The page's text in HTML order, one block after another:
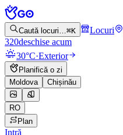
Caută locuri…⌘K Locuri
320deschise acum
30°C·Exterior
Planifică o zi
Moldova
Chișinău
RO
Plan
Intră